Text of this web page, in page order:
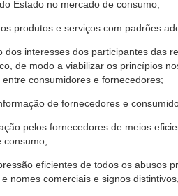
no mercado de consumo;
e serviços com padrões
dos interesses dos participantes das
de modo a viabilizar os princípios
consumidores e fornecedores;
de fornecedores e
pelos fornecedores de meios
consumo;
eficientes de todos os abusos
nomes comerciais e signos